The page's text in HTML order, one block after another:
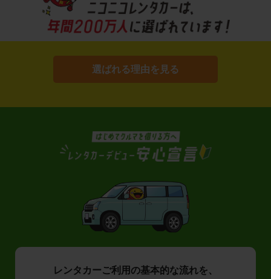
選ばれる理由を見る
レンタカーご利用の基本的な流れを、